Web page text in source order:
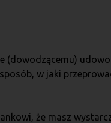
(dowodzącemu)
w jaki
że masz